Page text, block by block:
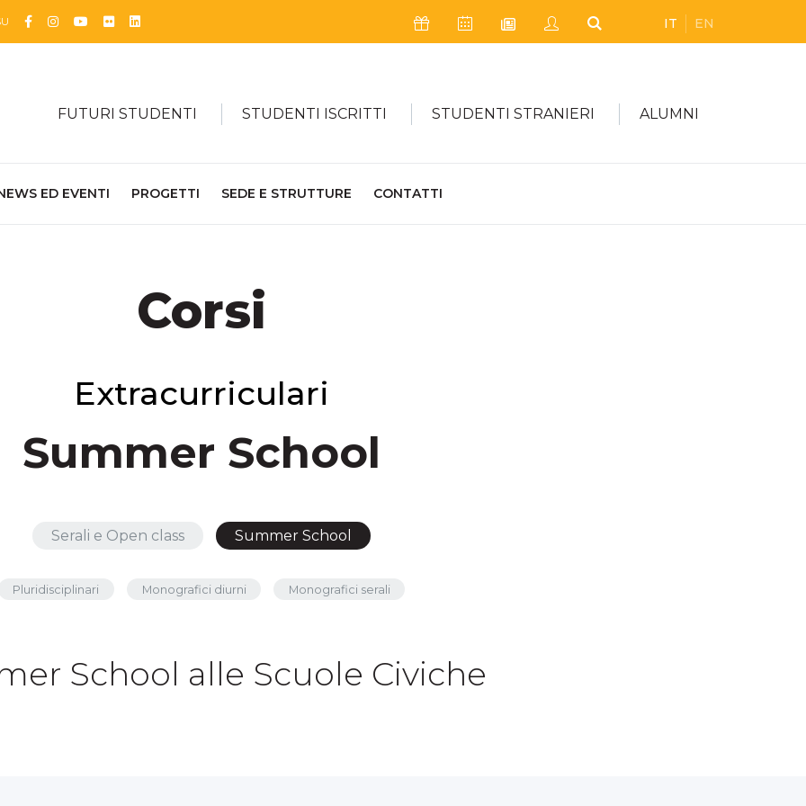
Facebook
Instagram
YouTube
FlickrLinkedin Icona SostieniciIcona Calendario Eventi
Icona Newsletter
Icona My Civica
Icona Cerca
IT EN
FUTURI STUDENTI STUDENTI ISCRITTI STUDENTI STRANIERI ALUMNI
ED EVENTI PROGETTI SEDE E STRUTTURE CONTATTI
Corsi
Extracurriculari
Summer School
Serali e Open class Summer School
Pluridisciplinari Monografici diurni Monografici serali
School alle Scuole Civiche